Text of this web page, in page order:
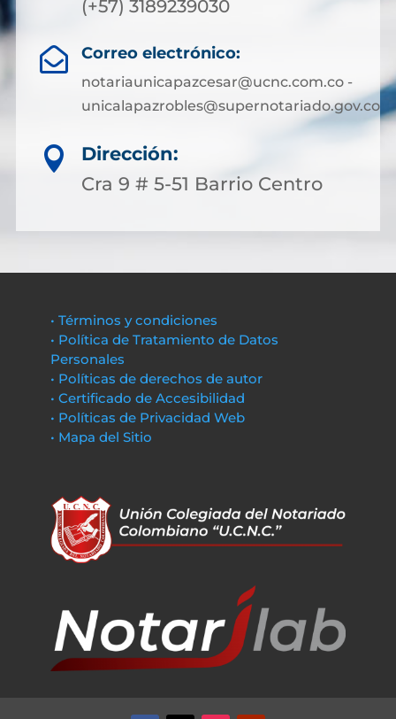
(+57) 3189239030
 Correo electrónico:
notariaunicapazcesar@ucnc.com.co -
unicalapazrobles@supernotariado.gov.co

Dirección:
Cra 9 # 5-51 Barrio Centro
• Términos y condiciones
• Política de Tratamiento de Datos
Personales
• Políticas de derechos de autor
• Certificado de Accesibilidad
• Políticas de Privacidad Web
• Mapa del Sitio